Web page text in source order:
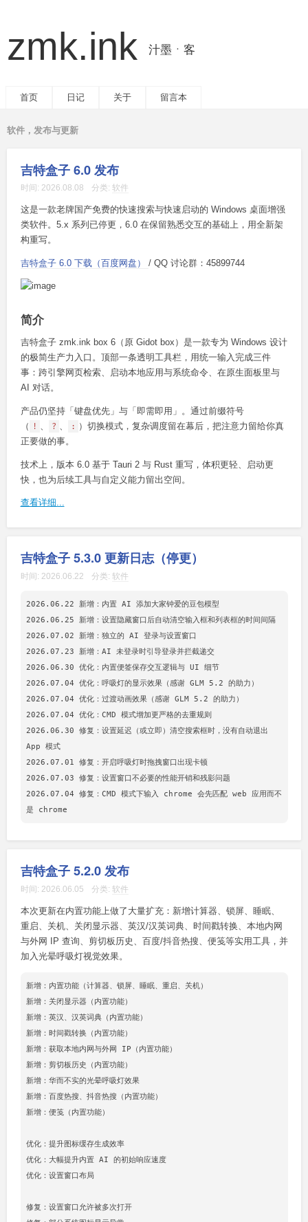
zmk.ink 汁墨ㆍ客
首页 日记 关于 留言本
软件，发布与更新
吉特盒子 6.0 发布
时间: 2026.08.08 分类: 软件
这是一款老牌国产免费的快速搜索与快速启动的 Windows 桌面增强
类软件。5.x 系列已停更，6.0 在保留熟悉交互的基础上，用全新架
构重写。
吉特盒子 6.0 下载（百度网盘） / QQ 讨论群：45899744
简介
吉特盒子 zmk.ink box 6（原 Gidot box）是一款专为 Windows 设计
的极简生产力入口。顶部一条透明工具栏，用统一输入完成三件
事：跨引擎网页检索、启动本地应用与系统命令、在原生面板里与
AI 对话。
产品仍坚持「键盘优先」与「即需即用」。通过前缀符号
（
! ? : ）切换模式，复杂调度留在幕后，把注意力留给你真
正要做的事。
技术上，版本 6.0 基于 Tauri 2 与 Rust 重写，体积更轻、启动更
快，也为后续工具与自定义能力留出空间。
查看详细...
吉特盒子 5.3.0 更新日志（停更）
时间: 2026.06.22 分类: 软件
2026.06.22 新增：内置 AI 添加大家钟爱的豆包模型
2026.06.25 新增：设置隐藏窗口后自动清空输入框和列表框的时间间隔
2026.07.02 新增：独立的 AI 登录与设置窗口
2026.07.23 新增：AI 未登录时引导登录并拦截递交
2026.06.30 优化：内置便签保存交互逻辑与 UI 细节
2026.07.04 优化：呼吸灯的显示效果（感谢 GLM 5.2 的助力）
2026.07.04 优化：过渡动画效果（感谢 GLM 5.2 的助力）
2026.07.04 优化：CMD 模式增加更严格的去重规则
2026.06.30 修复：设置延迟（或立即）清空搜索框时，没有自动退出
App 模式
2026.07.01 修复：开启呼吸灯时拖拽窗口出现卡顿
2026.07.03 修复：设置窗口不必要的性能开销和残影问题
2026.07.04 修复：CMD 模式下输入 chrome 会先匹配 web 应用而不
吉特盒子 5.2.0 发布
时间: 2026.06.05 分类: 软件
本次更新在内置功能上做了大量扩充：新增计算器、锁屏、睡眠、
重启、关机、关闭显示器、英汉/汉英词典、时间戳转换、本地内网
与外网 IP 查询、剪切板历史、百度/抖音热搜、便笺等实用工具，并
加入光晕呼吸灯视觉效果。
新增：内置功能（计算器、锁屏、睡眠、重启、关机）
新增：关闭显示器（内置功能）
新增：英汉、汉英词典（内置功能）
新增：时间戳转换（内置功能）
新增：获取本地内网与外网 IP（内置功能）
新增：剪切板历史（内置功能）
新增：华而不实的光晕呼吸灯效果
新增：百度热搜、抖音热搜（内置功能）
新增：便笺（内置功能）
优化：提升图标缓存生成效率
优化：大幅提升内置 AI 的初始响应速度
优化：设置窗口布局
修复：设置窗口允许被多次打开